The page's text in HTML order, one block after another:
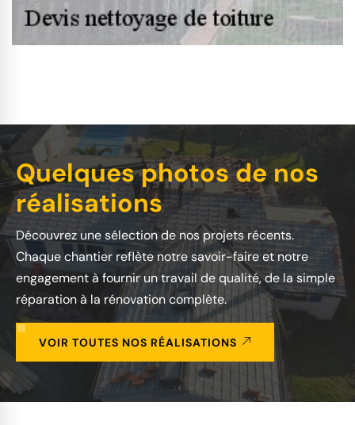
Quelques photos de nos
réalisations
Découvrez une sélection de nos projets récents.
Chaque chantier reflète notre savoir-faire et notre
engagement à fournir un travail de qualité, de la simple
réparation à la rénovation complète.
VOIR TOUTES NOS RÉALISATIONS